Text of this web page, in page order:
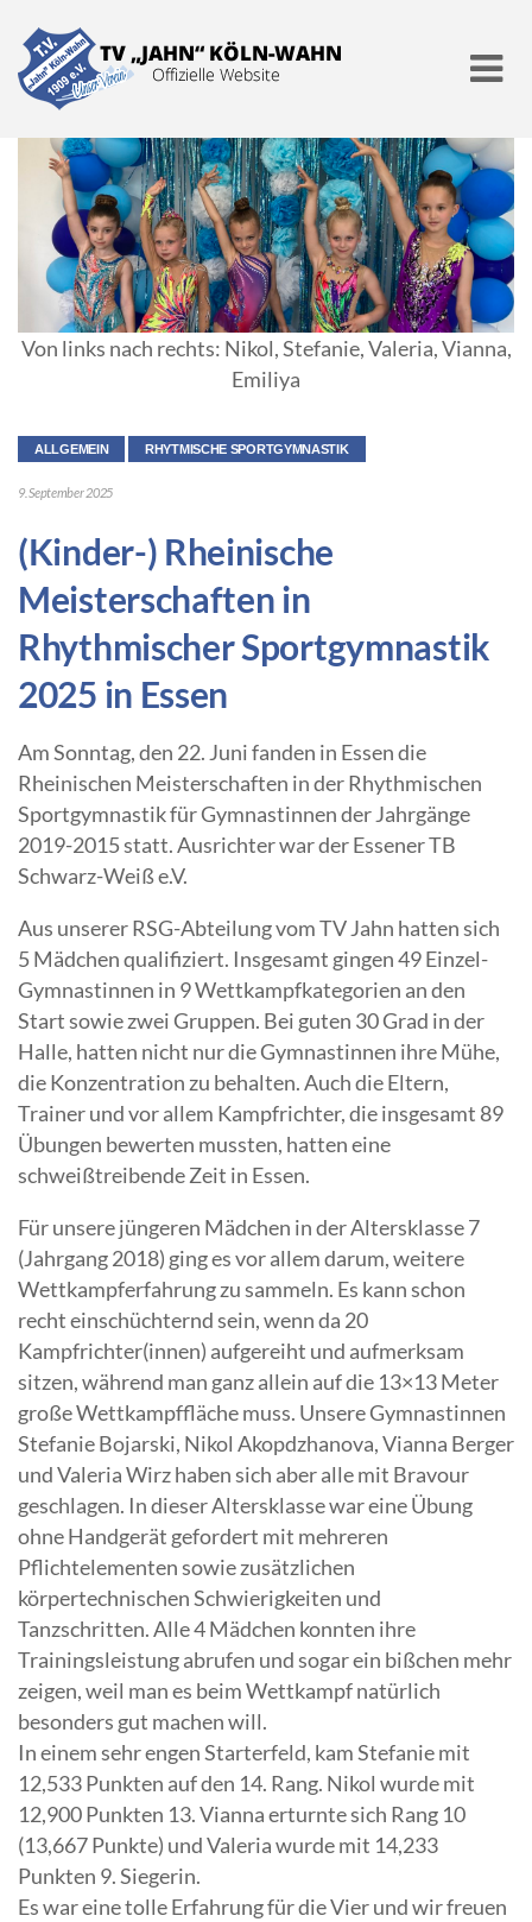
Verein
Angebote
Aktuell
Von links nach rechts: Nikol, Stefanie, Valeria, Vianna,
Emiliya
ALLGEMEIN RHYTMISCHE SPORTGYMNASTIK
9. September 2025
(Kinder-) Rheinische
Meisterschaften in
Rhythmischer Sportgymnastik
2025 in Essen
Am Sonntag, den 22. Juni fanden in Essen die
Rheinischen Meisterschaften in der Rhythmischen
Sportgymnastik für Gymnastinnen der Jahrgänge
2019-2015 statt. Ausrichter war der Essener TB
Schwarz-Weiß e.V.
Aus unserer RSG-Abteilung vom TV Jahn hatten sich
5 Mädchen qualifiziert. Insgesamt gingen 49 Einzel-
Gymnastinnen in 9 Wettkampfkategorien an den
Start sowie zwei Gruppen. Bei guten 30 Grad in der
Halle, hatten nicht nur die Gymnastinnen ihre Mühe,
die Konzentration zu behalten. Auch die Eltern,
Trainer und vor allem Kampfrichter, die insgesamt 89
Übungen bewerten mussten, hatten eine
schweißtreibende Zeit in Essen.
Für unsere jüngeren Mädchen in der Altersklasse 7
(Jahrgang 2018) ging es vor allem darum, weitere
Wettkampferfahrung zu sammeln. Es kann schon
recht einschüchternd sein, wenn da 20
Kampfrichter(innen) aufgereiht und aufmerksam
sitzen, während man ganz allein auf die 13×13 Meter
große Wettkampffläche muss. Unsere Gymnastinnen
Stefanie Bojarski, Nikol Akopdzhanova, Vianna Berger
und Valeria Wirz haben sich aber alle mit Bravour
geschlagen. In dieser Altersklasse war eine Übung
ohne Handgerät gefordert mit mehreren
Pflichtelementen sowie zusätzlichen
körpertechnischen Schwierigkeiten und
Tanzschritten. Alle 4 Mädchen konnten ihre
Trainingsleistung abrufen und sogar ein bißchen mehr
zeigen, weil man es beim Wettkampf natürlich
besonders gut machen will.
In einem sehr engen Starterfeld, kam Stefanie mit
12,533 Punkten auf den 14. Rang. Nikol wurde mit
12,900 Punkten 13. Vianna erturnte sich Rang 10
(13,667 Punkte) und Valeria wurde mit 14,233
Punkten 9. Siegerin.
Es war eine tolle Erfahrung für die Vier und wir freuen